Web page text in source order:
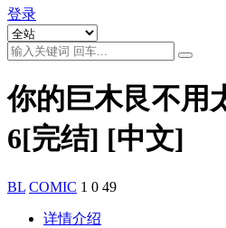
登录
你的巨木艮不用
6[完结] [中文]
BL COMIC 1 0 49
详情介绍